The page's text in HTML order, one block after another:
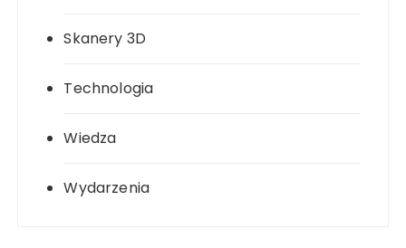
Skanery 3D
Technologia
Wiedza
Wydarzenia